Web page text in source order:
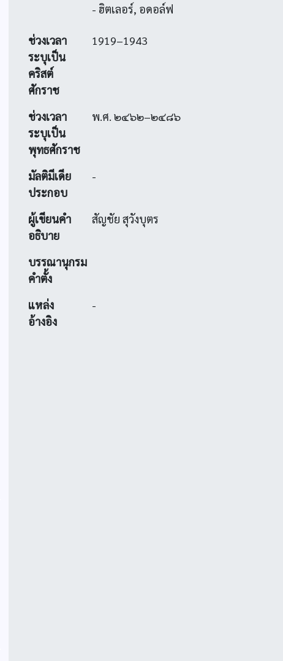
- ฮิตเลอร์, อดอล์ฟ
ช่วงเวลา
ระบุเป็น
คริสต์
ศักราช
1919–1943
ช่วงเวลา
ระบุเป็น
พุทธศักราช
พ.ศ. ๒๔๖๒–๒๔๘๖
มัลติมีเดีย
ประกอบ
-
ผู้เขียนคำ
อธิบาย
สัญชัย สุวังบุตร
บรรณานุกรม
คำตั้ง
แหล่ง
อ้างอิง
-